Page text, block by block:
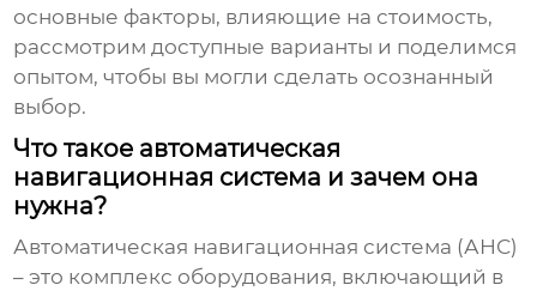
основные факторы, влияющие на стоимость,
рассмотрим доступные варианты и поделимся
опытом, чтобы вы могли сделать осознанный
выбор.
Что такое автоматическая
навигационная система и зачем она
нужна?
Автоматическая навигационная система (АНС)
– это комплекс оборудования, включающий в